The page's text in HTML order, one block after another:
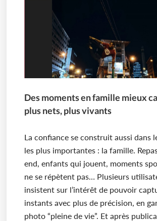
Des moments en famille mieux
plus nets, plus vivants
La confiance se construit aussi dans
les plus importantes : la famille.
end, enfants qui jouent, moments
ne se répètent pas… Plusieurs
insistent sur l’intérêt de pouvoir
instants avec plus de précision, en
photo “pleine de vie”. Et après